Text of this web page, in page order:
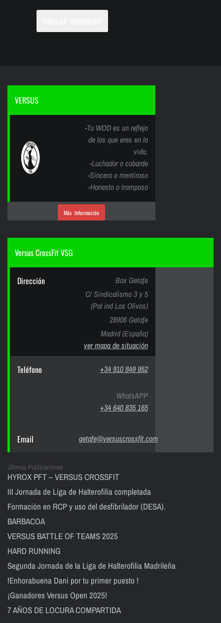
VERSUS
-Tu WOD es un reflejo
de los que eres en la
vida.
-Luchador o cobarde
-Sincero o mentiroso
-Honesto o tramposo
Más Información
Versus CrossFit VSG
Dirección
Box Getafe
C/ Sindicalismo 3 y 5
(Pol ind Los Olivos)
28906 Getafe
Madrid (España)
ver mapa de situación
Teléfono +34 910 849 952
WhatsAPP
+34 640 835 165
Email getafe@versuscrossfit.com
Últimas Publicaciones
HYROX PFT – VERSUS CROSSFIT
III Jornada de Liga de Halterofilia completada
Formación en RCP y uso del desfibrilador (DESA).
BARBACOA
VERSUS BATTLE OF TEAMS 2025
HARD RUNNING
Segunda Jornada de la Liga de Halterofilia Madrileña
!Enhorabuena Dani por tu primer puesto !
¡Ganadores Versus Open 2025!
7 AÑOS DE LOCURA COMPARTIDA